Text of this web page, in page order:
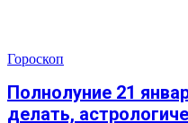
Гороскоп
Полнолуние 21
делать,